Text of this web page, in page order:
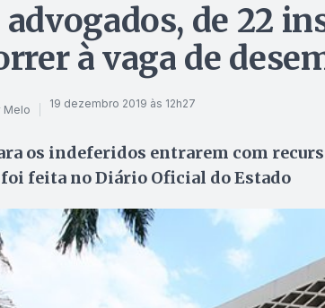
advogados, de 22
à vaga de
Melo 19 dezembro 2019 às 12h27
os indeferidos entrarem com
feita no Diário Oficial do Estado